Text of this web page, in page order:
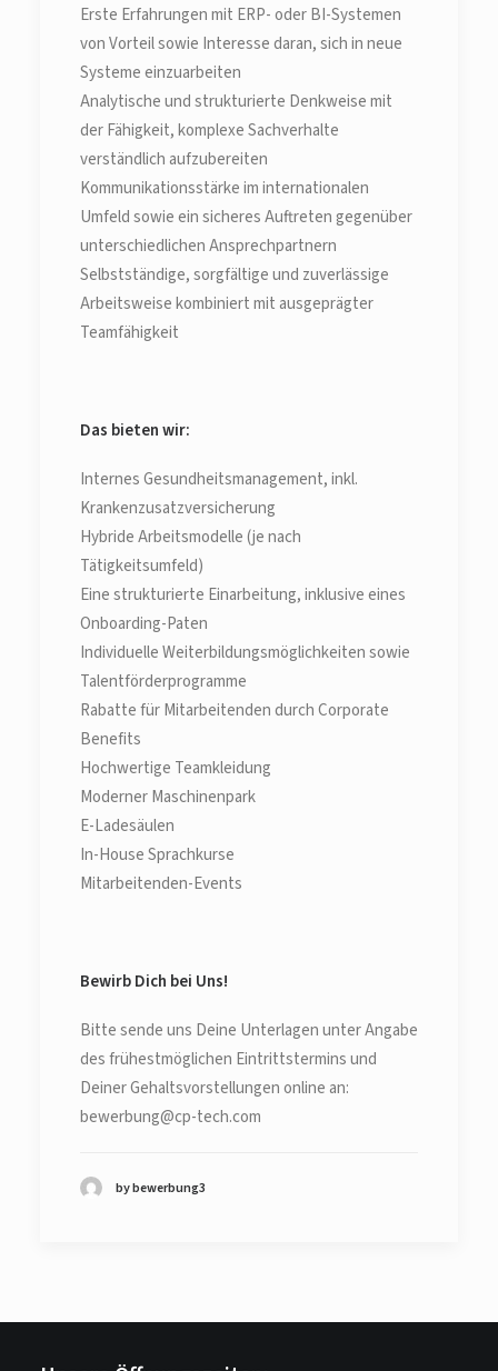
Erste Erfahrungen mit ERP- oder BI-Systemen
von Vorteil sowie Interesse daran, sich in neue
Systeme einzuarbeiten
Analytische und strukturierte Denkweise mit
der Fähigkeit, komplexe Sachverhalte
verständlich aufzubereiten
Kommunikationsstärke im internationalen
Umfeld sowie ein sicheres Auftreten gegenüber
unterschiedlichen Ansprechpartnern
Selbstständige, sorgfältige und zuverlässige
Arbeitsweise kombiniert mit ausgeprägter
Teamfähigkeit
Das bieten wir:
Internes Gesundheitsmanagement, inkl.
Krankenzusatzversicherung
Hybride Arbeitsmodelle (je nach
Tätigkeitsumfeld)
Eine strukturierte Einarbeitung, inklusive eines
Onboarding-Paten
Individuelle Weiterbildungsmöglichkeiten sowie
Talentförderprogramme
Rabatte für Mitarbeitenden durch Corporate
Benefits
Hochwertige Teamkleidung
Moderner Maschinenpark
E-Ladesäulen
In-House Sprachkurse
Mitarbeitenden-Events
Bewirb Dich bei Uns!
Bitte sende uns Deine Unterlagen unter Angabe
des frühestmöglichen Eintrittstermins und
Deiner Gehaltsvorstellungen online an:
bewerbung@cp-tech.com
by bewerbung3